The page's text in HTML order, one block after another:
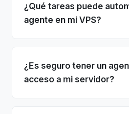
¿Qué tareas puede
agente en mi VPS?
¿Es seguro tener un
acceso a mi servidor?